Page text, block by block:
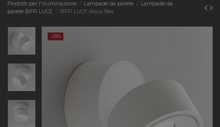
Prodotti per l'illuminazione Lampade da parete
Lampade da
parete BIFFI LUCE
BIFFI LUCE Aqlus Bea
-25%